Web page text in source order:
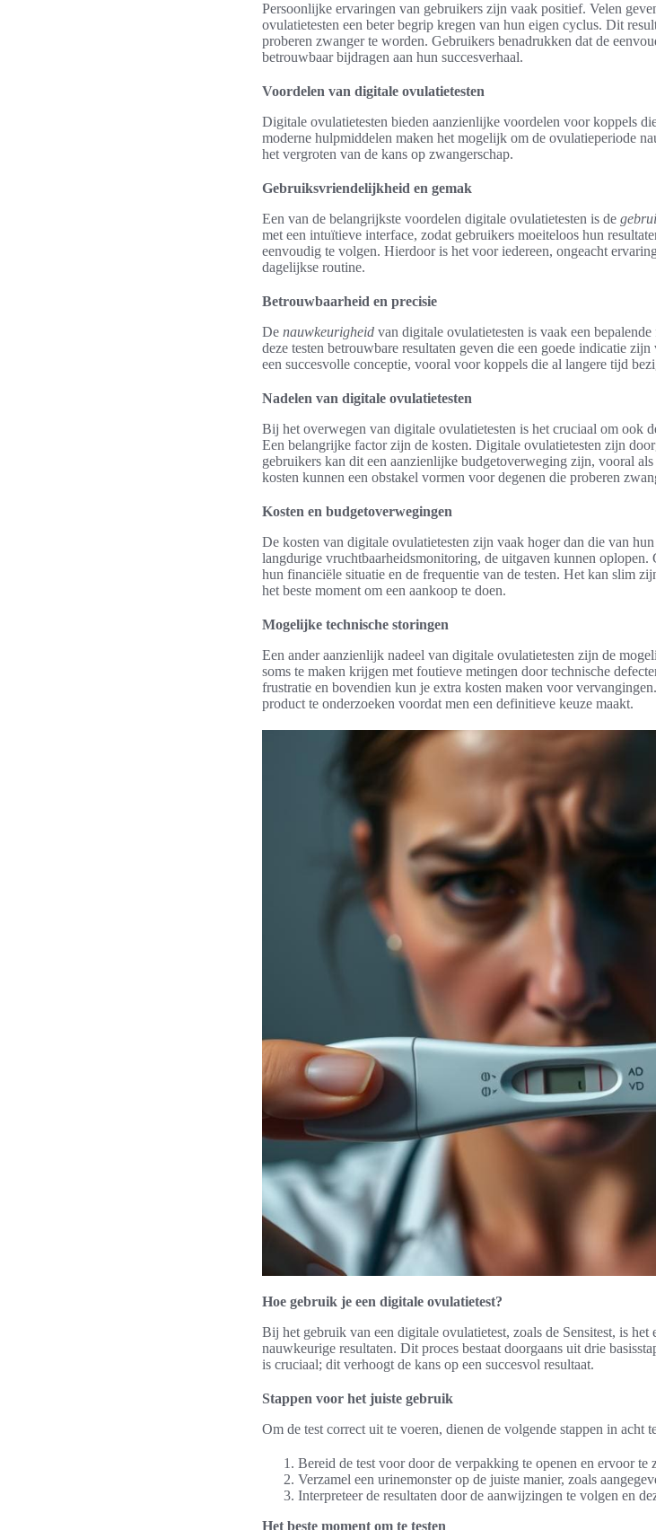
Persoonlijke ervaringen van gebruikers zijn vaak positief. Velen
ovulatietesten een beter begrip kregen van hun eigen cyclus. Dit
proberen zwanger te worden. Gebruikers benadrukken dat de
betrouwbaar bijdragen aan hun succesverhaal.
Voordelen van digitale ovulatietesten
Digitale ovulatietesten bieden aanzienlijke voordelen voor koppels
moderne hulpmiddelen maken het mogelijk om de ovulatieperiode
het vergroten van de kans op zwangerschap.
Gebruiksvriendelijkheid en gemak
Een van de belangrijkste voordelen digitale ovulatietesten is de
met een intuïtieve interface, zodat gebruikers moeiteloos hun
eenvoudig te volgen. Hierdoor is het voor iedereen, ongeacht
dagelijkse routine.
Betrouwbaarheid en precisie
De nauwkeurigheid van digitale ovulatietesten is vaak een
deze testen betrouwbare resultaten geven die een goede indicatie
een succesvolle conceptie, vooral voor koppels die al langere tijd
Nadelen van digitale ovulatietesten
Bij het overwegen van digitale ovulatietesten is het cruciaal om ook
Een belangrijke factor zijn de kosten. Digitale ovulatietesten zijn
gebruikers kan dit een aanzienlijke budgetoverweging zijn, vooral
kosten kunnen een obstakel vormen voor degenen die proberen
Kosten en budgetoverwegingen
De kosten van digitale ovulatietesten zijn vaak hoger dan die van
langdurige vruchtbaarheidsmonitoring, de uitgaven kunnen
hun financiële situatie en de frequentie van de testen. Het kan slim
het beste moment om een aankoop te doen.
Mogelijke technische storingen
Een ander aanzienlijk nadeel van digitale ovulatietesten zijn de
soms te maken krijgen met foutieve metingen door technische
frustratie en bovendien kun je extra kosten maken voor
product te onderzoeken voordat men een definitieve keuze maakt.
Hoe gebruik je een digitale ovulatietest?
Bij het gebruik van een digitale ovulatietest, zoals de Sensitest, is
nauwkeurige resultaten. Dit proces bestaat doorgaans uit drie
is cruciaal; dit verhoogt de kans op een succesvol resultaat.
Stappen voor het juiste gebruik
Om de test correct uit te voeren, dienen de volgende stappen in acht
Bereid de test voor door de verpakking te openen en ervoor te
Verzamel een urinemonster op de juiste manier, zoals
Interpreteer de resultaten door de aanwijzingen te volgen en
Het beste moment om te testen